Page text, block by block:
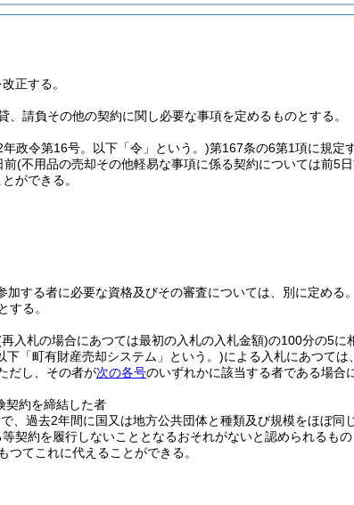
正する。
請負その他の契約に関し必要な事項を定めるものとする。
政令第16号。以下「令」という。)第167条の6第1項に規定
前(不用品の売却その他軽易な事項に係る契約については前5
ができる。
する者に必要な資格及びその審査については、別に定める。
する。
入札の場合にあつては最初の入札の入札金額)の100分の5に
下「町有財産売却システム」という。)による入札にあつて
だし、その者が次の各号のいずれかに該当する者である場合
契約を締結した者
、過去2年間に国又は地方公共団体と種類及び規模をほぼ同
契約を履行しないこととなるおそれがないと認められるもの
てこれに代えることができる。